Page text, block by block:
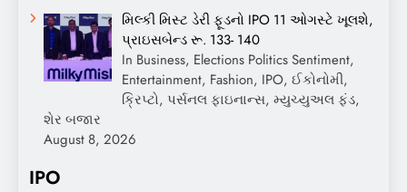
મિલ્કી મિસ્ટ ડેરી ફૂડનો IPO 11 ઓગસ્ટે ખૂલશે,
પ્રાઇસબેન્ડ રૂ. 133- 140
In Business, Elections Politics Sentiment,
Entertainment, Fashion, IPO, ઈકોનોમી,
ક્રિપ્ટો, પર્સનલ ફાઇનાન્સ, મ્યુચ્યુઅલ ફંડ,
શેર બજાર
August 8, 2026
IPO